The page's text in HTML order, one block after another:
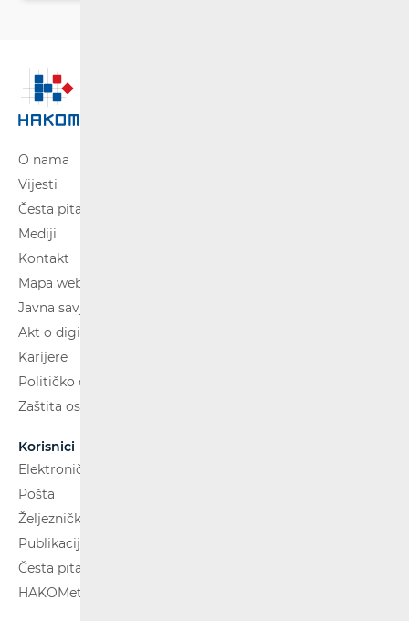
O nama
Vijesti
Česta pitanja
Mediji
Kontakt
Mapa weba
Javna savjetovanja
Akt o digitalnim uslugama
Karijere
Političko oglašavanje
Zaštita osobnih podataka
Korisnici
Elektroničke komunikacije
Pošta
Željeznički putnički prijevoz
Publikacije
Česta pitanja
HAKOMetar